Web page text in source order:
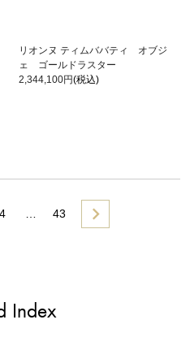
リオンヌ ティムババティ オブジ
ェ ゴールドラスター
2,344,100円(税込)
4 … 43
Index